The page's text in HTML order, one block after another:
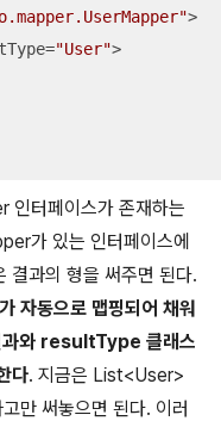
>
="User">
터페이스가 존재하는
가 있는 인터페이스에
과의 형을 써주면 된다.
자동으로 맵핑되어 채워
과와 resultType 클래스
다. 지금은 List<User>
만 써놓으면 된다. 이러